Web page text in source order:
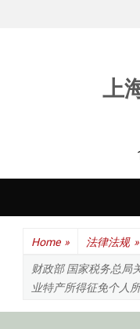
上
Home » 法律法规 »
财政部 国家税务总局
业特产所得征免个人